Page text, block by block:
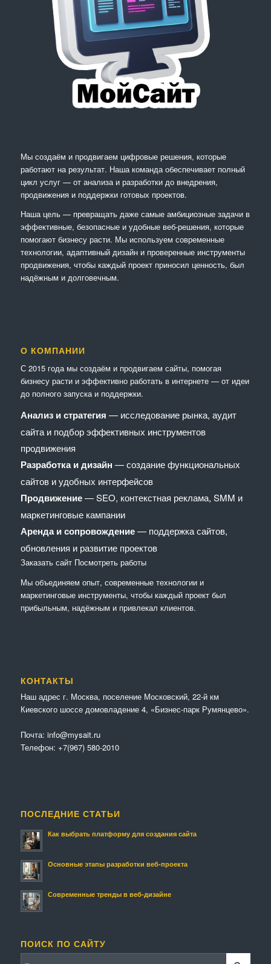
Мы создаём и продвигаем цифровые решения, которые
работают на результат. Наша команда обеспечивает полный
цикл услуг — от анализа и разработки до внедрения,
продвижения и поддержки готовых проектов.
Наша цель — превращать даже самые амбициозные задачи в
эффективные, безопасные и удобные веб-решения, которые
помогают бизнесу расти. Мы используем современные
технологии, адаптивный дизайн и проверенные инструменты
продвижения, чтобы каждый проект приносил ценность, был
надёжным и долговечным.
О КОМПАНИИ
С 2015 года мы создаём и продвигаем сайты, помогая
бизнесу расти и эффективно работать в интернете — от идеи
до полного запуска и поддержки.
Анализ и стратегия — исследование рынка, аудит
сайта и подбор эффективных инструментов
продвижения
Разработка и дизайн — создание функциональных
сайтов и удобных интерфейсов
Продвижение— SEO, контекстная реклама, SMM и
маркетинговые кампании
Аренда и сопровождение— поддержка сайтов,
обновления и развитие проектов
Заказать сайт Посмотреть работы
Мы объединяем опыт, современные технологии и
маркетинговые инструменты, чтобы каждый проект был
прибыльным, надёжным и привлекал клиентов.
КОНТАКТЫ
Наш адрес г. Москва, поселение Московский, 22-й км
Киевского шоссе домовладение 4, «Бизнес-парк Румянцево».
Почта: info@mysait.ru
Телефон: +7(967) 580-2010
ПОСЛЕДНИЕ СТАТЬИ
Как выбрать платформу для создания сайта
Основные этапы разработки веб-проекта
Современные тренды в веб-дизайне
ПОИСК ПО САЙТУ